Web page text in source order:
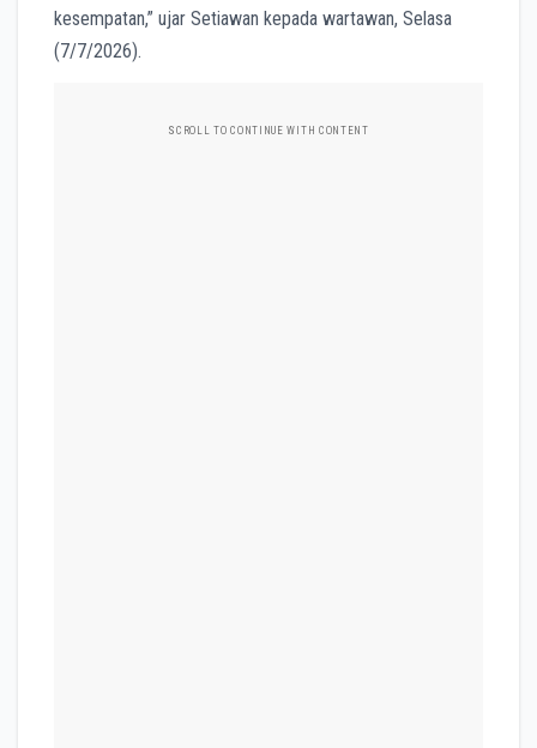
kesempatan,” ujar Setiawan kepada wartawan, Selasa
(7/7/2026).
SCROLL TO CONTINUE WITH CONTENT